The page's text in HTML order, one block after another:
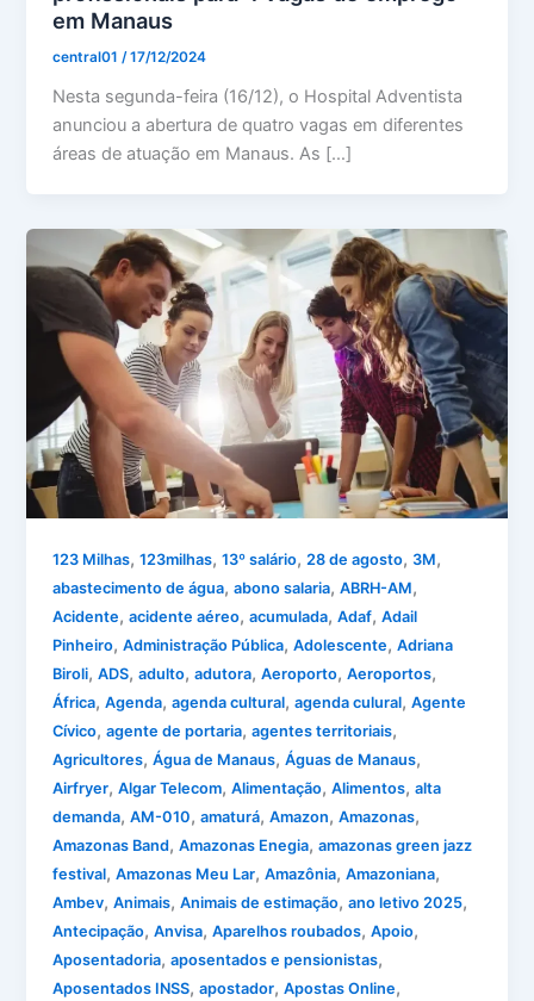
em Manaus
central01/17/12/2024
Nesta segunda-feira (16/12), o Hospital Adventista
anunciou a abertura de quatro vagas em diferentes
áreas de atuação em Manaus. As […]
123 Milhas,123milhas,13º salário,28 de agosto,3M,
abastecimento de água,abono salaria,ABRH-AM,
Acidente,acidente aéreo,acumulada,Adaf,Adail
Pinheiro,Administração Pública,Adolescente,Adriana
Biroli,ADS,adulto,adutora,Aeroporto,Aeroportos,
África,Agenda,agenda cultural,agenda culural,Agente
Cívico,agente de portaria,agentes territoriais,
Agricultores,Água de Manaus,Águas de Manaus,
Airfryer,Algar Telecom,Alimentação,Alimentos,alta
demanda,AM-010,amaturá,Amazon,Amazonas,
Amazonas Band,Amazonas Enegia,amazonas green jazz
festival,Amazonas Meu Lar,Amazônia,Amazoniana,
Ambev,Animais,Animais de estimação,ano letivo 2025,
Antecipação,Anvisa,Aparelhos roubados,Apoio,
Aposentadoria,aposentados e pensionistas,
Aposentados INSS,apostador,Apostas Online,